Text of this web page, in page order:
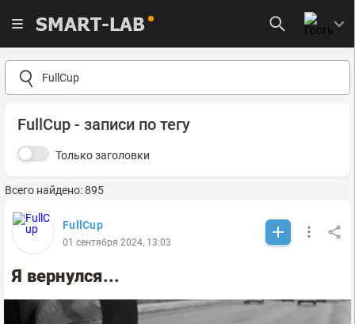
SMART-LAB
FullCup - записи по тегу
Только заголовки
Всего найдено: 895
FullCup
01 сентября 2024, 13:03
Я вернулся...